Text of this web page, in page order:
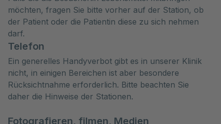
möchten, fragen Sie bitte vorher auf der Station, ob
der Patient oder die Patientin diese zu sich nehmen
darf.
Telefon
Ein generelles Handyverbot gibt es in unserer Klinik
nicht, in einigen Bereichen ist aber besondere
Rücksichtnahme erforderlich. Bitte beachten Sie
daher die Hinweise der Stationen.
Fotografieren, filmen, Medien